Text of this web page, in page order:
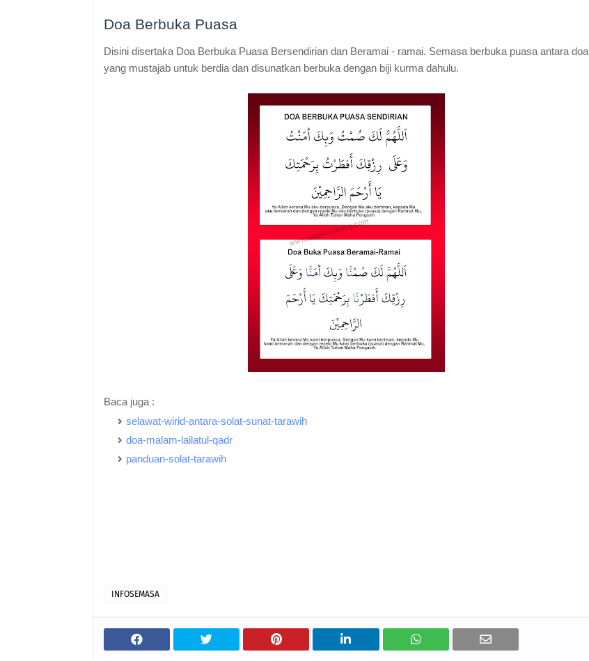
Doa Berbuka Puasa
Disini disertaka Doa Berbuka Puasa Bersendirian dan Beramai - ramai. Semasa berbuka puasa antara doa
yang mustajab untuk berdia dan disunatkan berbuka dengan biji kurma dahulu.
Baca juga :
selawat-wirid-antara-solat-sunat-tarawih
doa-malam-lailatul-qadr
panduan-solat-tarawih
INFOSEMASA